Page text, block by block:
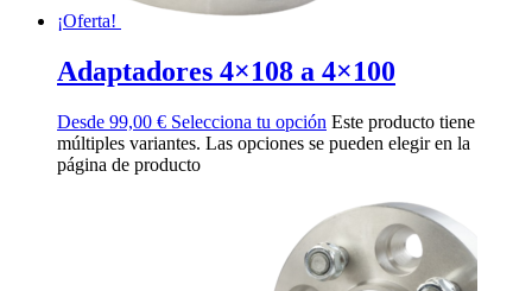
¡Oferta!
Adaptadores 4×108 a 4×100
Desde 99,00 € Selecciona tu opción Este producto tiene
múltiples variantes. Las opciones se pueden elegir en la
página de producto